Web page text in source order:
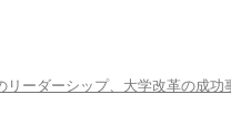
リーダーシップ、大学改革の成功